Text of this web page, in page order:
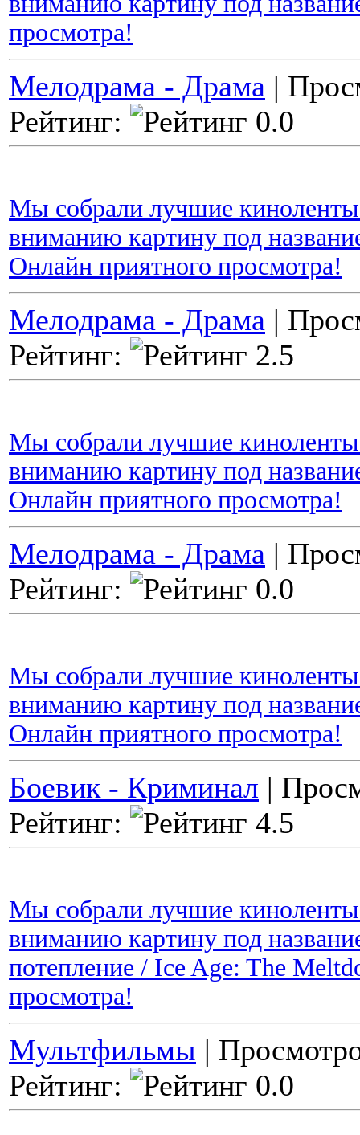
просмотра!
Мелодрама - Драма |
Рейтинг:
Мы собрали лучшие киноленты
вниманию картину под
Онлайн приятного просмотра!
Мелодрама - Драма |
Рейтинг:
Мы собрали лучшие киноленты
вниманию картину под
Онлайн приятного просмотра!
Мелодрама - Драма |
Рейтинг:
Мы собрали лучшие киноленты
вниманию картину под
Онлайн приятного просмотра!
Боевик - Криминал |
Рейтинг:
Мы собрали лучшие киноленты
вниманию картину под
потепление / Ice Age: The
просмотра!
Мультфильмы |
Рейтинг: